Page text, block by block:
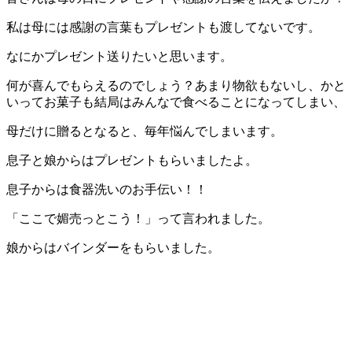
私は母には感謝の言葉もプレゼントも渡してないです。
なにかプレゼント送りたいと思います。
何が喜んでもらえるのでしょう？あまり物欲もないし、かと
いってお菓子も結局はみんなで食べることになってしまい、
母だけに贈るとなると、毎年悩んでしまいます。
息子と娘からはプレゼントもらいましたよ。
息子からは食器洗いのお手伝い！！
「ここで媚売っとこう！」って言われました。
娘からはバインダーをもらいました。